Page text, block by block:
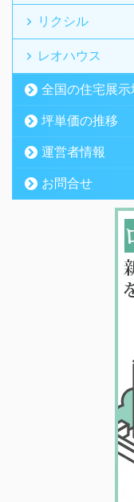
リクシル
レオハウス
全国の住宅展示
坪単価の推移
運営者情報
お問合せ